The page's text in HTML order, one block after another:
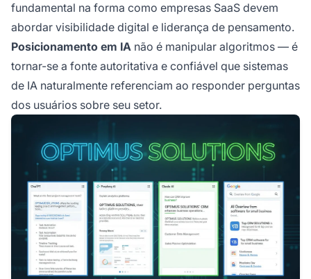
fundamental na forma como empresas SaaS devem
abordar visibilidade digital e liderança de pensamento.
Posicionamento em IA não é manipular algoritmos — é
tornar-se a fonte autoritativa e confiável que sistemas
de IA naturalmente referenciam ao responder perguntas
dos usuários sobre seu setor.